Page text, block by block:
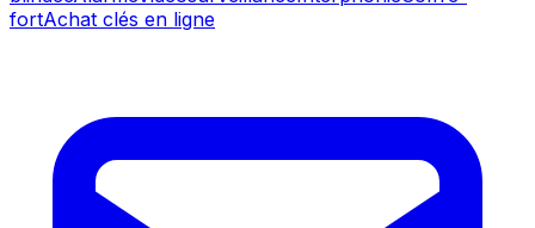
fortAchat clés en ligne